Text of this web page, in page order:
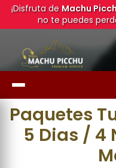
¡Disfruta deMachu
no te puedes
Paquetes
5 Dias / 4